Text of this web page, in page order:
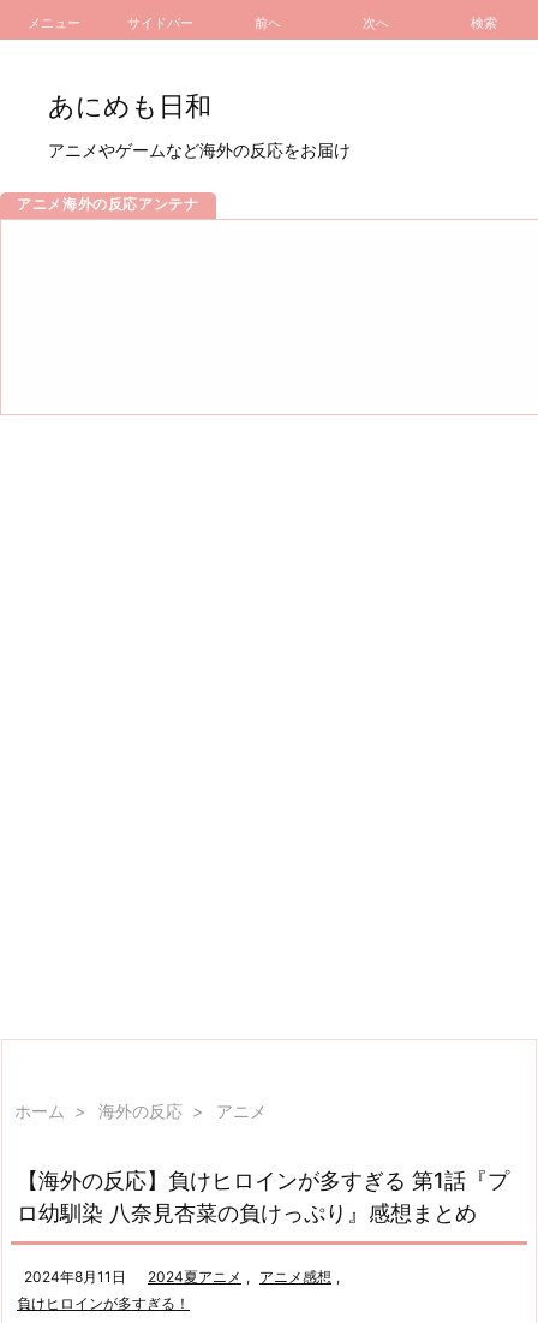
メニュー サイドバー 前へ 次へ 検索
あにめも日和
アニメやゲームなど海外の反応をお届け
アニメ海外の反応アンテナ
ホーム > 海外の反応 > アニメ
【海外の反応】負けヒロインが多すぎる 第1話『プ
ロ幼馴染 八奈見杏菜の負けっぷり』感想まとめ
2024年8月11日 2024夏アニメ , アニメ感想 ,
負けヒロインが多すぎる！